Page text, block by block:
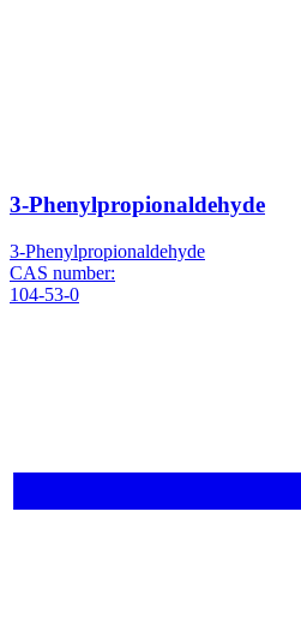
3-Phenylpropionaldehyde
3-Phenylpropionaldehyde
CAS number:
104-53-0